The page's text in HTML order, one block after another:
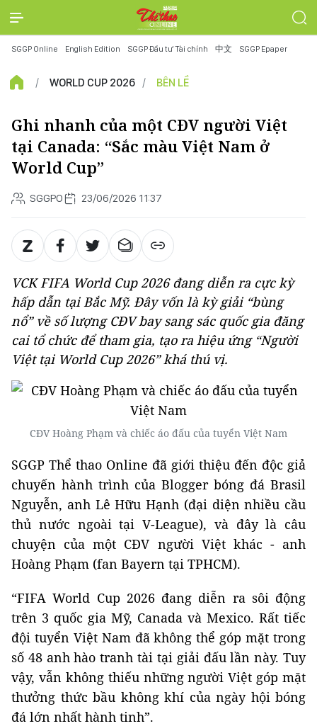
SGGP Online English Edition SGGP Đầu tư Tài chính 中文 SGGP Epaper
WORLD CUP 2026 BÊN LỀ
Ghi nhanh của một CĐV người Việt
tại Canada: “Sắc màu Việt Nam ở
World Cup”
SGGPO 23/06/2026 11:37
VCK FIFA World Cup 2026 đang diễn ra cực kỳ
hấp dẫn tại Bắc Mỹ. Đây vốn là kỳ giải “bùng
nổ” về số lượng CĐV bay sang sác quốc gia đăng
cai tổ chức để tham gia, tạo ra hiệu ứng “Người
Việt tại World Cup 2026” khá thú vị.
CĐV Hoàng Phạm và chiếc áo đấu của tuyển Việt Nam
SGGP Thể thao Online đã giới thiệu đến độc giả
chuyến hành trình của Blogger bóng đá Brasil
Nguyễn, anh Lê Hữu Hạnh (đại diện nhiều cầu
thủ nước ngoài tại V-League), và đây là câu
chuyện của một CĐV người Việt khác - anh
Hoàng Phạm (fan Bayern tại TPHCM).
“FIFA World Cup 2026 đang diễn ra sôi động
trên 3 quốc gia Mỹ, Canada và Mexico. Rất tiếc
đội tuyển Việt Nam đã không thể góp mặt trong
số 48 anh hào tranh tài tại giải đấu lần này. Tuy
vậy, vẫn không thiếu những người Việt góp mặt
thưởng thức bầu không khí của ngày hội bóng
đá lớn nhất hành tinh”.